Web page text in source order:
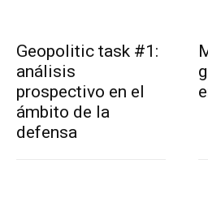
Geopolitic task #1:
análisis
prospectivo en el
ámbito de la
defensa